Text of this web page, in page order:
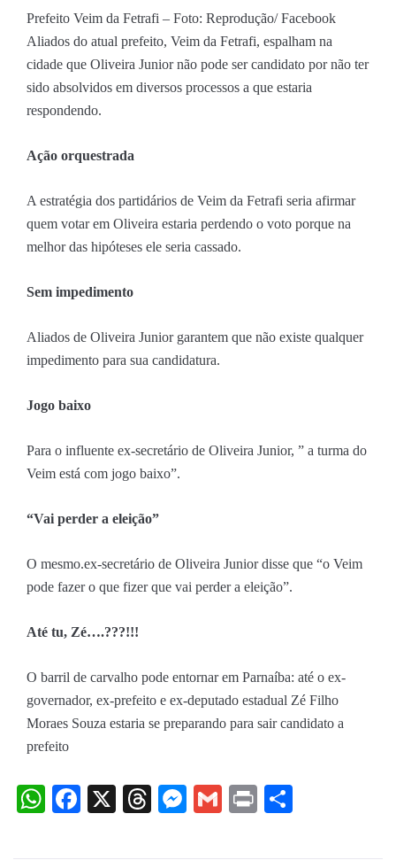
Prefeito Veim da Fetrafi – Foto: Reprodução/ Facebook
Aliados do atual prefeito, Veim da Fetrafi, espalham na
cidade que Oliveira Junior não pode ser candidato por não ter
sido absolvidos em diversos processos a que estaria
respondendo.
Ação orquestrada
A estratégia dos partidários de Veim da Fetrafi seria afirmar
quem votar em Oliveira estaria perdendo o voto porque na
melhor das hipóteses ele seria cassado.
Sem impedimento
Aliados de Oliveira Junior garantem que não existe qualquer
impedimento para sua candidatura.
Jogo baixo
Para o influente ex-secretário de Oliveira Junior, ” a turma do
Veim está com jogo baixo”.
“Vai perder a eleição”
O mesmo.ex-secretário de Oliveira Junior disse que “o Veim
pode fazer o que fizer que vai perder a eleição”.
Até tu, Zé….???!!!
O barril de carvalho pode entornar em Parnaíba: até o ex-
governador, ex-prefeito e ex-deputado estadual Zé Filho
Moraes Souza estaria se preparando para sair candidato a
prefeito
WhatsApp
Facebook
X Threads
Messenger
Gmail
Print